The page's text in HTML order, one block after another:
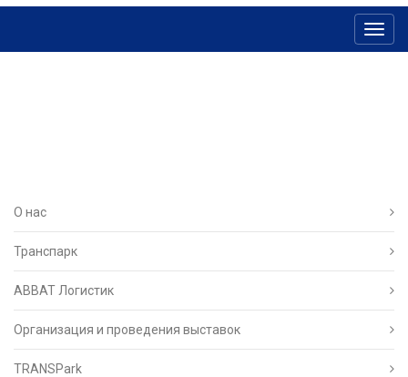
О нас
Транспарк
ABBAT Логистик
Организация и проведения выставок
TRANSPark